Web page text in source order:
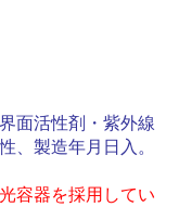
面活性剤・紫外線
、製造年月日入。
容器を採用してい